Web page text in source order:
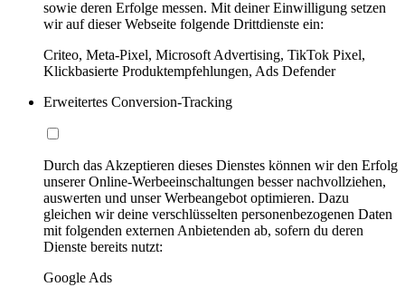
sowie deren Erfolge messen. Mit deiner Einwilligung setzen
wir auf dieser Webseite folgende Drittdienste ein:
Criteo, Meta-Pixel, Microsoft Advertising, TikTok Pixel,
Klickbasierte Produktempfehlungen, Ads Defender
Erweitertes Conversion-Tracking
Durch das Akzeptieren dieses Dienstes können wir den Erfolg
unserer Online-Werbeeinschaltungen besser nachvollziehen,
auswerten und unser Werbeangebot optimieren. Dazu
gleichen wir deine verschlüsselten personenbezogenen Daten
mit folgenden externen Anbietenden ab, sofern du deren
Dienste bereits nutzt:
Google Ads